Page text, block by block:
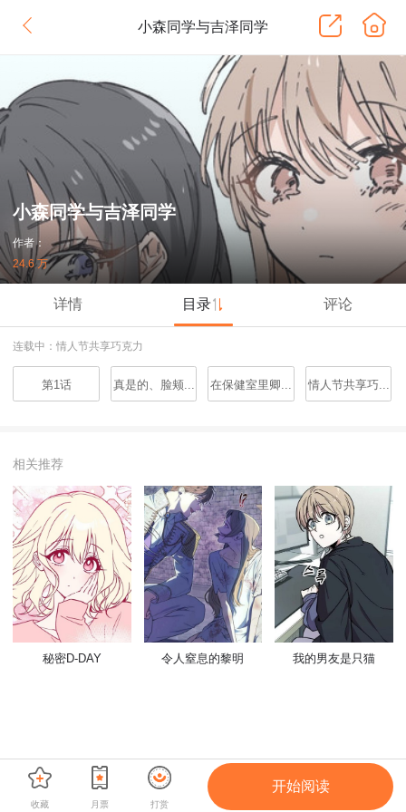
小森同学与吉泽同学
小森同学与吉泽同学
作者：
24.6 万
详情 目录 评论
连载中：情人节共享巧克力
第1话 真是的、脸颊... 在保健室里卿... 情人节共享巧...
相关推荐
秘密D-DAY 令人窒息的黎明 我的男友是只猫
收藏 月票 打赏
开始阅读